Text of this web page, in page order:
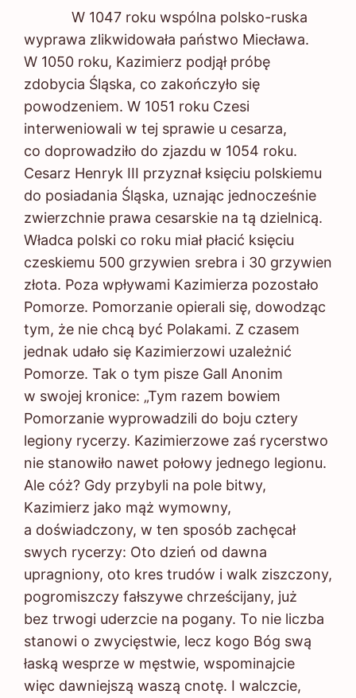
W 1047 roku wspólna polsko-ruska
wyprawa zlikwidowała państwo Miecława.
W 1050 roku, Kazimierz podjął próbę
zdobycia Śląska, co zakończyło się
powodzeniem. W 1051 roku Czesi
interweniowali w tej sprawie u cesarza,
co doprowadziło do zjazdu w 1054 roku.
Cesarz Henryk III przyznał księciu polskiemu
do posiadania Śląska, uznając jednocześnie
zwierzchnie prawa cesarskie na tą dzielnicą.
Władca polski co roku miał płacić księciu
czeskiemu 500 grzywien srebra i 30 grzywien
złota. Poza wpływami Kazimierza pozostało
Pomorze. Pomorzanie opierali się, dowodząc
tym, że nie chcą być Polakami. Z czasem
jednak udało się Kazimierzowi uzależnić
Pomorze. Tak o tym pisze Gall Anonim
w swojej kronice: „Tym razem bowiem
Pomorzanie wyprowadzili do boju cztery
legiony rycerzy. Kazimierzowe zaś rycerstwo
nie stanowiło nawet połowy jednego legionu.
Ale cóż? Gdy przybyli na pole bitwy,
Kazimierz jako mąż wymowny,
a doświadczony, w ten sposób zachęcał
swych rycerzy: Oto dzień od dawna
upragniony, oto kres trudów i walk ziszczony,
pogromiszczy fałszywe chrześcijany, już
bez trwogi uderzcie na pogany. To nie liczba
stanowi o zwycięstwie, lecz kogo Bóg swą
łaską wesprze w męstwie, wspominajcie
więc dawniejszą waszą cnotę. I walczcie,